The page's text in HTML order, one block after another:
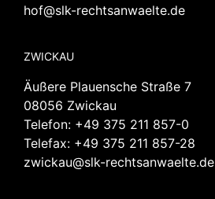
hof@slk-rechtsanwaelte.de
ZWICKAU
Äußere Plauensche Straße 7
08056 Zwickau
Telefon: +49 375 211 857-0
Telefax: +49 375 211 857-28
zwickau@slk-rechtsanwaelte.de